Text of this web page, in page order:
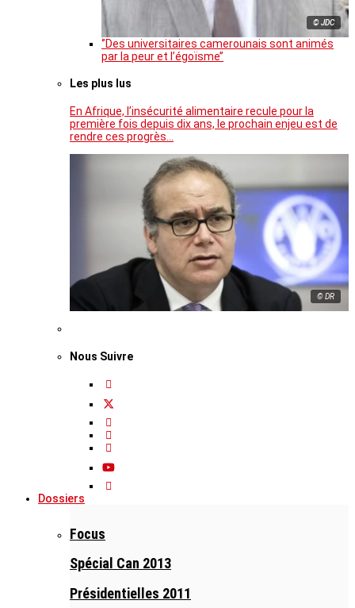
© JDC
‘’Des universitaires camerounais sont animés
par la peur et l’égoïsme’’
Les plus lus
En Afrique, l’insécurité alimentaire recule pour la
première fois depuis dix ans, le prochain enjeu est de
rendre ces progrès…
© DR
Nous Suivre
Dossiers
Focus
Spécial Can 2013
Présidentielles 2011